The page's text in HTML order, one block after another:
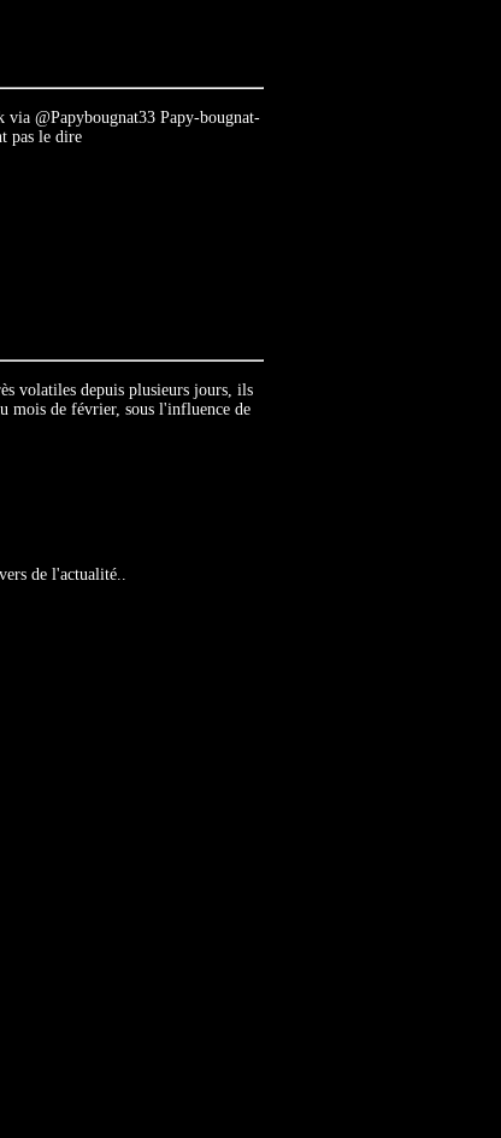
@Papybougnat33 Papy-bougnat-
pas le dire
volatiles depuis plusieurs jours, ils
mois de février, sous l'influence de
de l'actualité..